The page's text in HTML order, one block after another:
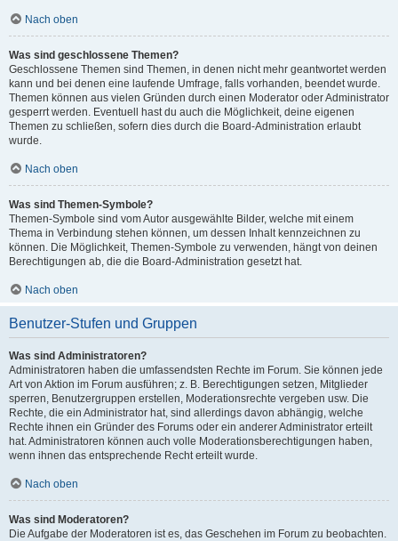
Nach oben
Was sind geschlossene Themen?
Geschlossene Themen sind Themen, in denen nicht mehr geantwortet werden
kann und bei denen eine laufende Umfrage, falls vorhanden, beendet wurde.
Themen können aus vielen Gründen durch einen Moderator oder Administrator
gesperrt werden. Eventuell hast du auch die Möglichkeit, deine eigenen
Themen zu schließen, sofern dies durch die Board-Administration erlaubt
wurde.
Nach oben
Was sind Themen-Symbole?
Themen-Symbole sind vom Autor ausgewählte Bilder, welche mit einem
Thema in Verbindung stehen können, um dessen Inhalt kennzeichnen zu
können. Die Möglichkeit, Themen-Symbole zu verwenden, hängt von deinen
Berechtigungen ab, die die Board-Administration gesetzt hat.
Nach oben
Benutzer-Stufen und Gruppen
Was sind Administratoren?
Administratoren haben die umfassendsten Rechte im Forum. Sie können jede
Art von Aktion im Forum ausführen; z. B. Berechtigungen setzen, Mitglieder
sperren, Benutzergruppen erstellen, Moderationsrechte vergeben usw. Die
Rechte, die ein Administrator hat, sind allerdings davon abhängig, welche
Rechte ihnen ein Gründer des Forums oder ein anderer Administrator erteilt
hat. Administratoren können auch volle Moderationsberechtigungen haben,
wenn ihnen das entsprechende Recht erteilt wurde.
Nach oben
Was sind Moderatoren?
Die Aufgabe der Moderatoren ist es, das Geschehen im Forum zu beobachten.